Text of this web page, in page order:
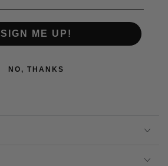
SIGN ME UP!
NO, THANKS